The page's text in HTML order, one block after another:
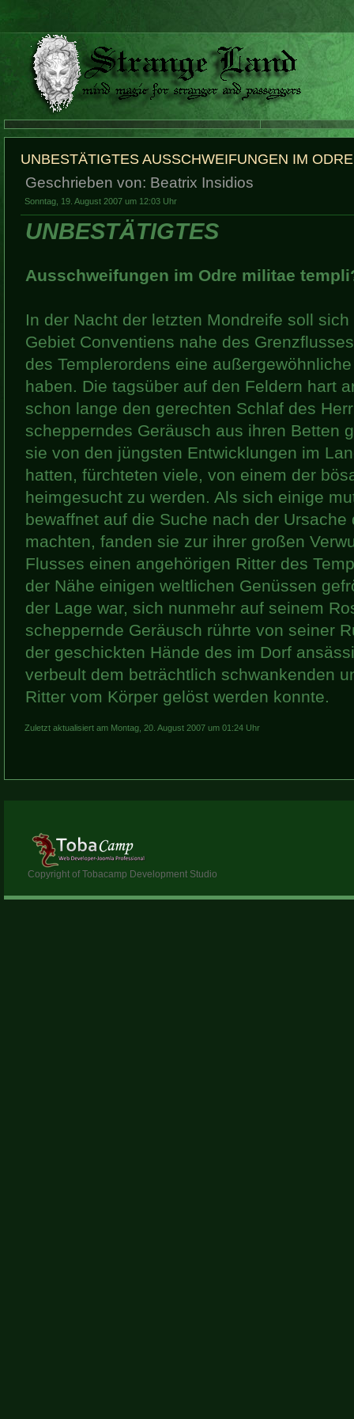
UNBESTÄTIGTES AUSSCHWEIFUNGEN IM
Geschrieben von: Beatrix Insidios
Sonntag, 19. August 2007 um 12:03 Uhr
UNBESTÄTIGTES
Ausschweifungen im Odre militae
In der Nacht der letzten Mondreife soll
Gebiet Conventiens nahe des
des Templerordens eine
haben. Die tagsüber auf den Feldern hart
schon lange den gerechten Schlaf des
schepperndes Geräusch aus ihren Betten
sie von den jüngsten Entwicklungen im
hatten, fürchteten viele, von einem der
heimgesucht zu werden. Als sich einige
bewaffnet auf die Suche nach der
machten, fanden sie zur ihrer großen
Flusses einen angehörigen Ritter des
der Nähe einigen weltlichen Genüssen
der Lage war, sich nunmehr auf seinem
scheppernde Geräusch rührte von seiner
der geschickten Hände des im Dorf
verbeult dem beträchtlich schwankenden
Ritter vom Körper gelöst werden konnte.
Zuletzt aktualisiert am Montag, 20. August 2007 um 01:24 Uhr
Copyright of Tobacamp Development Studio